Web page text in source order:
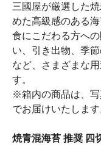
三國屋が厳選した
めた高級感のある海
食にこだわる方へ
い、引き出物、季
など、さまざまな
す。
※箱内の商品は、
でお届けいたします
焼青混海苔 推奨 四